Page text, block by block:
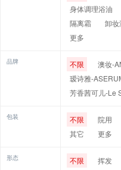
身体调理浴油
隔离霜
卸妆
更多
品牌 不限 澳妆-
瑷诗雅-
芳香茜可儿-Le
包装 不限 院用
其它
更多
形态 不限 挥发